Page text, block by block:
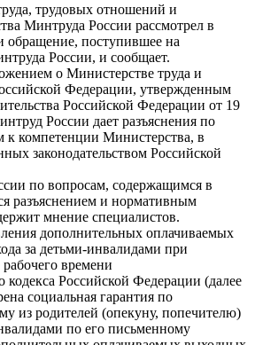
трудовых отношений и
Минтруда России рассмотрел в
обращение, поступившее на
России, и сообщает.
о Министерстве труда и
Федерации, утвержденным
Российской Федерации от 19
России дает разъяснения по
к компетенции Министерства, в
законодательством Российской
по вопросам, содержащимся в
разъяснением и нормативным
мнение специалистов.
дополнительных оплачиваемых
за детьми-инвалидами при
времени
кодекса Российской Федерации (далее
социальная гарантия по
из родителей (опекуну, попечителю)
по его письменному